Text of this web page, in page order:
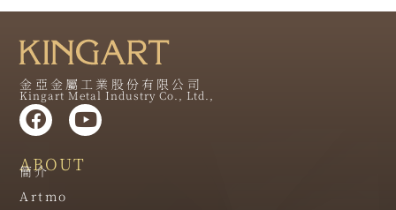
金亞金屬工業股份有限公司
Kingart Metal Industry Co., Ltd.,
ABOUT
簡介
Artmo